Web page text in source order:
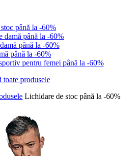
până la -60%
damă până la -60%
până la -60%
până la -60%
pentru femei până la -60%
Lichidare de stoc până la -60%